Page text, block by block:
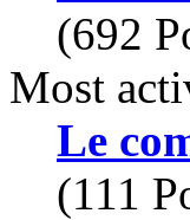
(692
Most
Le
(111